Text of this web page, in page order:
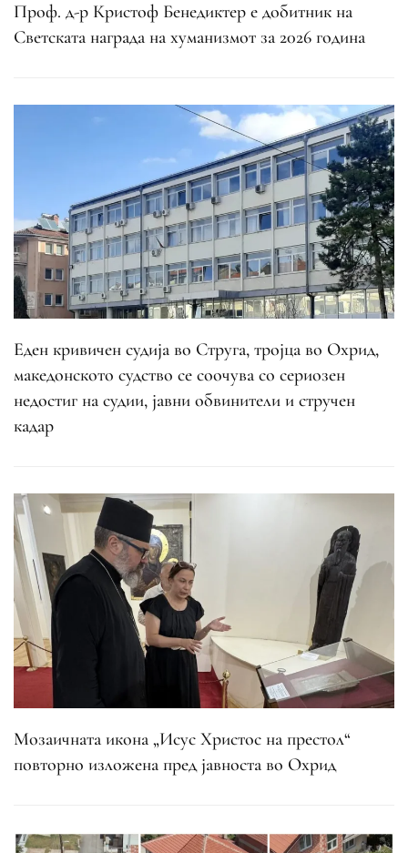
Проф. д-р Кристоф Бенедиктер е добитник на
Светската награда на хуманизмот за 2026 година
Еден кривичен судија во Струга, тројца во Охрид,
македонското судство се соочува со сериозен
недостиг на судии, јавни обвинители и стручен
кадар
Мозаичната икона „Исус Христос на престол“
повторно изложена пред јавноста во Охрид